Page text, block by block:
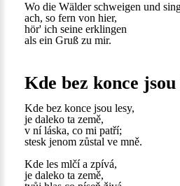
Wo die Wälder schweigen und
ach, so fern von hier,
hör' ich seine erklingen
als ein Gruß zu mir.
Kde bez konce jsou
Kde bez konce jsou lesy,
je daleko ta země,
v ní láska, co mi patří;
stesk jenom zůstal ve mně.
Kde les mlčí a zpívá,
je daleko ta země,